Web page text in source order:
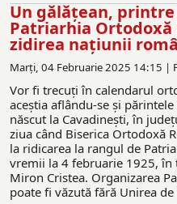
Un gălăţean,
Patriarhia Ortodoxă
zidirea națiunii
Marți, 04 Februarie 2025 14:15 |
Vor fi trecuți în calendarul
aceștia aflându-se și
născut la Cavadinești, în
ziua când Biserica Ortodoxă
la ridicarea la rangul de
vremii la 4 februarie 1925,
Miron Cristea. Organizarea
poate fi văzută fără Unirea